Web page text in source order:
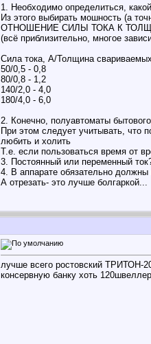
1. Необходимо определиться,
Из этого выбирать мошность (а
ОТНОШЕНИЕ СИЛЫ ТОКА К
(всё приблизительно, многое
Сила тока, А/Толщина
50/0,5 - 0,8
80/0,8 - 1,2
140/2,0 - 4,0
180/4,0 - 6,0
2. Конечно, полуавтоматы
При этом следует учитывать, что
любить и холить
Т.е. если пользоваться время от
3. Постоянный или переменный
4. В аппарате обязательно должны
А отрезать- это лучше болгаркой...
лучше всего ростовский ТРИТОН-
консервную банку хоть